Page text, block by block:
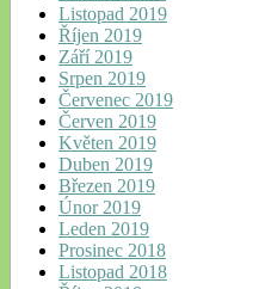
Listopad 2019
Říjen 2019
Září 2019
Srpen 2019
Červenec 2019
Červen 2019
Květen 2019
Duben 2019
Březen 2019
Únor 2019
Leden 2019
Prosinec 2018
Listopad 2018